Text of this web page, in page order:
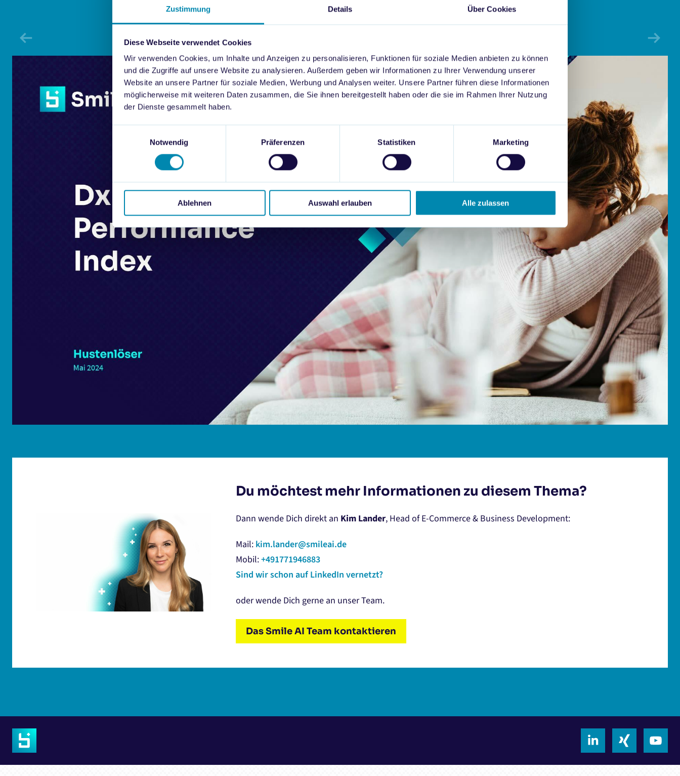
Zustimmung Details Über Cookies
Diese Webseite verwendet Cookies
Wir verwenden Cookies, um Inhalte und Anzeigen zu personalisieren, Funktionen für soziale Medien anbieten zu können
und die Zugriffe auf unsere Website zu analysieren. Außerdem geben wir Informationen zu Ihrer Verwendung unserer
Website an unsere Partner für soziale Medien, Werbung und Analysen weiter. Unsere Partner führen diese Informationen
möglicherweise mit weiteren Daten zusammen, die Sie ihnen bereitgestellt haben oder die sie im Rahmen Ihrer Nutzung
der Dienste gesammelt haben.
Notwendig
Präferenzen Statistiken Marketing
Ablehnen Auswahl erlauben Alle zulassen
Du möchtest mehr Informationen zu diesem Thema?
Dann wende Dich direkt an Kim Lander, Head of E-Commerce & Business Development:
Mail: kim.lander@smileai.de
Mobil:+491771946883
Sind wir schon auf LinkedIn vernetzt?
oder wende Dich gerne an unser Team.
Das Smile AI Team kontaktieren